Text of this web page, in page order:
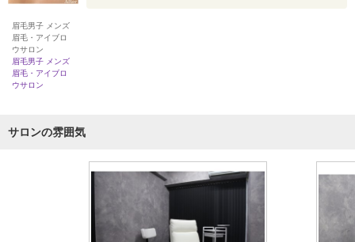
眉毛男子 メンズ
眉毛・アイブロ
ウサロン
眉毛男子 メンズ
眉毛・アイブロ
ウサロン
サロンの雰囲気